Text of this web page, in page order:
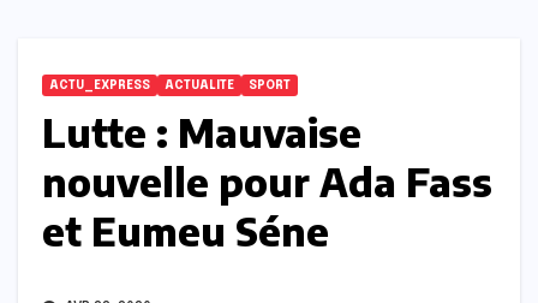
ACTU_EXPRESS ACTUALITE SPORT
Lutte : Mauvaise
nouvelle pour Ada Fass
et Eumeu Séne